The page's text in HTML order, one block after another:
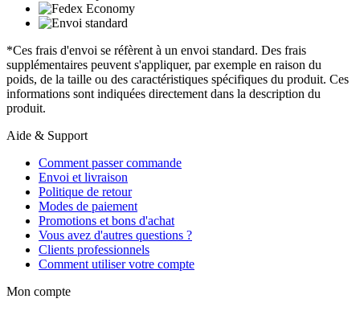
*Ces frais d'envoi se réfèrent à un envoi standard. Des frais
supplémentaires peuvent s'appliquer, par exemple en raison du
poids, de la taille ou des caractéristiques spécifiques du produit. Ces
informations sont indiquées directement dans la description du
produit.
Aide & Support
Comment passer commande
Envoi et livraison
Politique de retour
Modes de paiement
Promotions et bons d'achat
Vous avez d'autres questions ?
Clients professionnels
Comment utiliser votre compte
Mon compte